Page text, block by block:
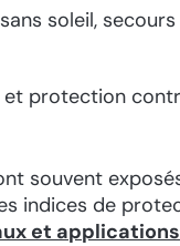
soleil,
et protection
souvent
indices de
et applications